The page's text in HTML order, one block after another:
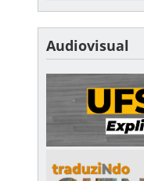
Audiovisual